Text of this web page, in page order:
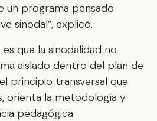
un programa pensado
sinodal”, explicó.
que la sinodalidad no
aislado dentro del plan de
principio transversal que
orienta la metodología y
pedagógica.